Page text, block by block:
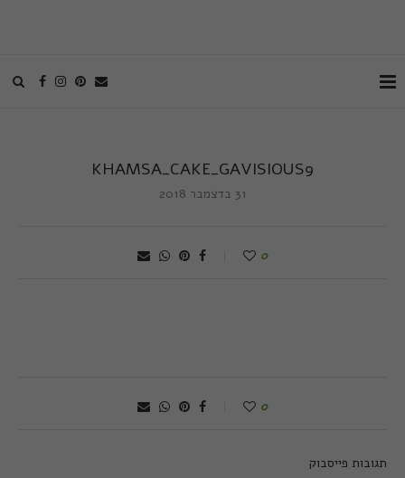
KHAMSA_CAKE_GAVISIOUS9
31 בדצמבר 2018
0
0
תגובות פייסבוק